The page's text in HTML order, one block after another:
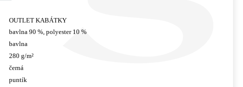
OUTLET KABÁTKY
bavlna 90 %, polyester 10 %
bavlna
280 g/m²
černá
puntík